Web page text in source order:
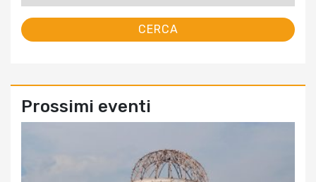
Prossimi eventi